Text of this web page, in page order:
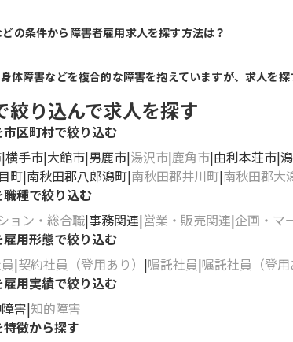
の条件から障害者雇用求人を探す方法は？
体障害などを複合的な障害を抱えていますが、求人を
絞り込んで求人を探す
区町村で絞り込む
横手市 大館市 男鹿市 湯沢市 鹿角市 由利本荘市
町 南秋田郡八郎潟町 南秋田郡井川町 南秋田郡大
種で絞り込む
ョン・総合職 事務関連 営業・販売関連 企画・マ
用形態で絞り込む
契約社員（登用あり） 嘱託社員 嘱託社員（登用
用実績で絞り込む
害 知的障害
徴から探す